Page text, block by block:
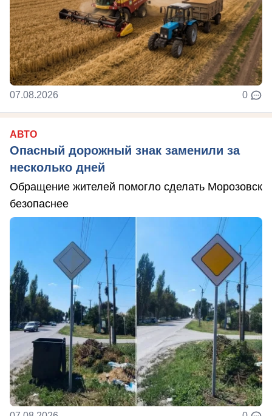
07.08.2026 0
АВТО
Опасный дорожный знак заменили за
несколько дней
Обращение жителей помогло сделать Морозовск
безопаснее